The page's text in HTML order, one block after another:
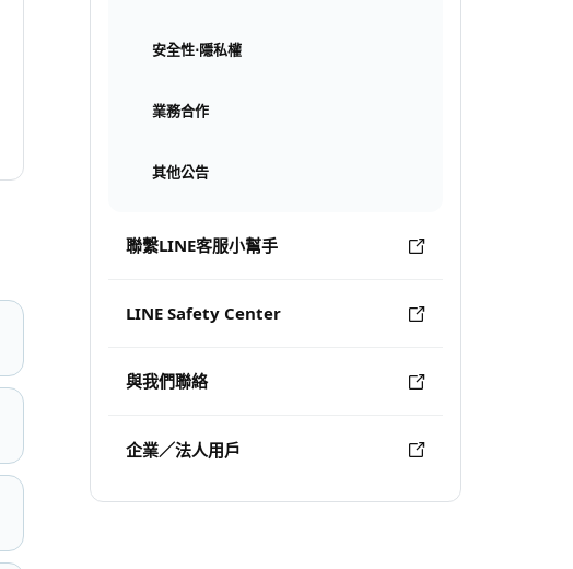
安全性⋅隱私權
業務合作
其他公告
聯繫LINE客服小幫手
LINE Safety Center
與我們聯絡
企業／法人用戶